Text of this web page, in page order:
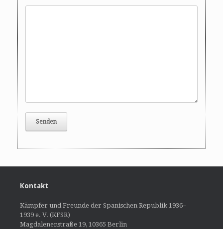
Kontakt
Kämpfer und Freunde der Spanischen Republik 1936–
1939 e. V. (KFSR)
Magdalenenstraße 19, 10365 Berlin